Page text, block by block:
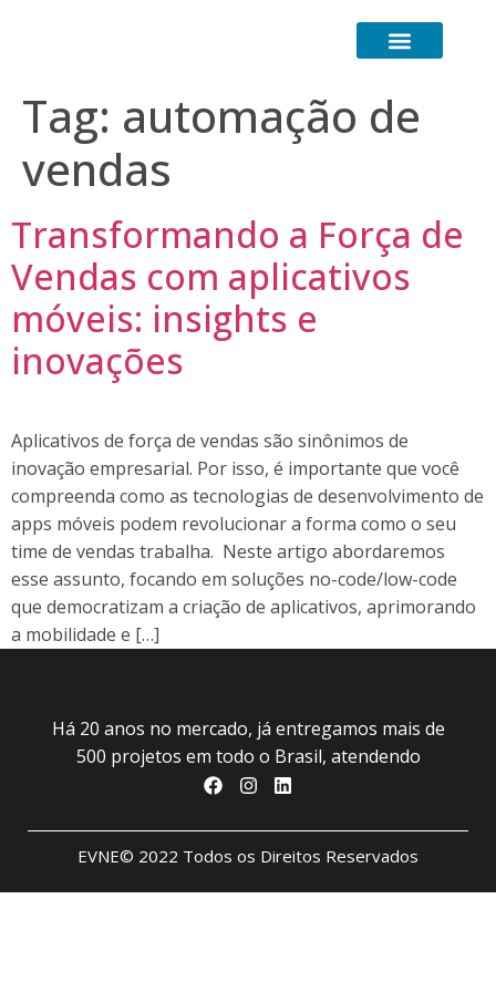
Tag: automação de
vendas
Transformando a Força de
Vendas com aplicativos
móveis: insights e
inovações
Aplicativos de força de vendas são sinônimos de
inovação empresarial. Por isso, é importante que você
compreenda como as tecnologias de desenvolvimento de
apps móveis podem revolucionar a forma como o seu
time de vendas trabalha. Neste artigo abordaremos
esse assunto, focando em soluções no-code/low-code
que democratizam a criação de aplicativos, aprimorando
a mobilidade e […]
Há 20 anos no mercado, já entregamos mais de
500 projetos em todo o Brasil, atendendo
EVNE© 2022 Todos os Direitos Reservados